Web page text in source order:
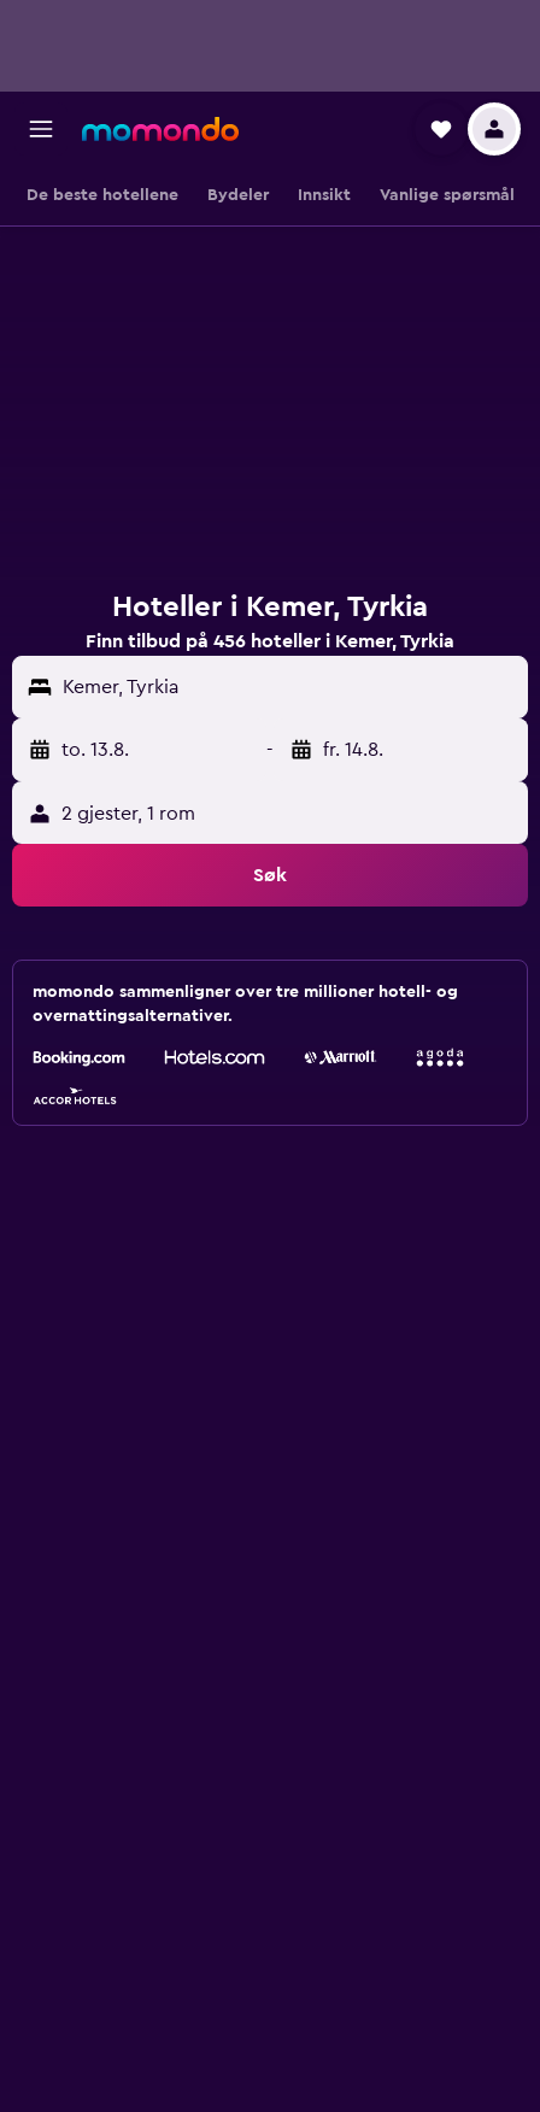
De beste hotellene Bydeler Innsikt Vanlige spørsmål
Hoteller i Kemer, Tyrkia
Finn tilbud på 456 hoteller i Kemer, Tyrkia
Kemer, Tyrkia
to. 13.8. - fr. 14.8.
2 gjester, 1 rom
Søk
momondo sammenligner over tre millioner hotell- og
overnattingsalternativer.